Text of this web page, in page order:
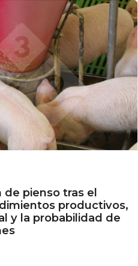
pienso tras el
productivos,
y la probabilidad de